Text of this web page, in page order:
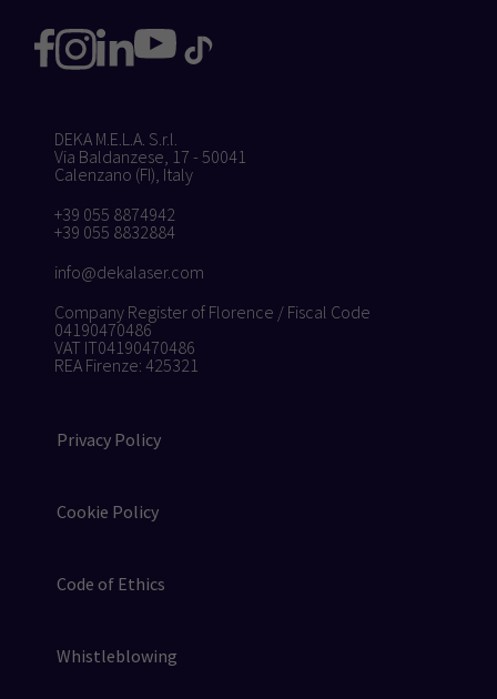
DEKA M.E.L.A. S.r.l.
Via Baldanzese, 17 - 50041
Calenzano (FI), Italy
+39 055 8874942
+39 055 8832884
info@dekalaser.com
Company Register of Florence / Fiscal Code
04190470486
VAT IT04190470486
REA Firenze: 425321
Privacy Policy
Cookie Policy
Code of Ethics
Whistleblowing